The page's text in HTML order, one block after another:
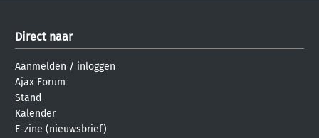
Direct naar
Aanmelden / inloggen
Ajax Forum
Stand
Kalender
E-zine (nieuwsbrief)